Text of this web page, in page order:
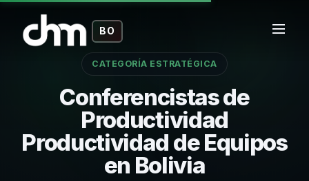
BO
CATEGORÍA ESTRATÉGICA
Conferencistas de
Productividad
Productividad de Equipos
en Bolivia